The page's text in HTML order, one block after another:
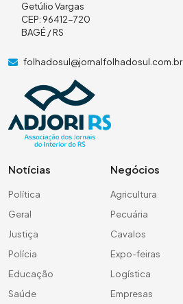
Getúlio Vargas
CEP: 96412-720
BAGÉ / RS
folhadosul@jornalfolhadosul.com.br
Notícias
Política
Geral
Justiça
Polícia
Educação
Saúde
Negócios
Agricultura
Pecuária
Cavalos
Expo-feiras
Logística
Empresas